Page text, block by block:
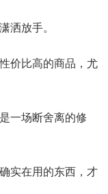
洒放手。
价比高的商品，尤
一场断舍离的修
实在用的东西，才